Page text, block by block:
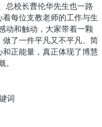
总校长曹伦华先生也一路
每位支教老师的工作与生
动和触动，大家带着一颗
了一件平凡又不平凡、简
正能量，真正体现了博慧